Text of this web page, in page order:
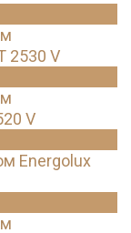
2530 V
V
Energolux